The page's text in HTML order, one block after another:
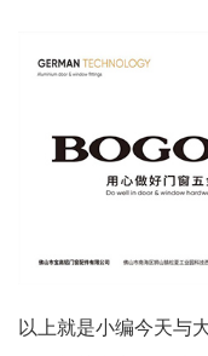
以上就是小编今天与